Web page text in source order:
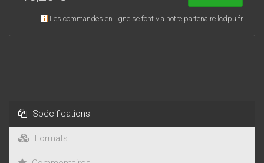
linguistique ne sauraient se laisser restreindre à une simple
nomenclature. Les termes ne préexistent pas à leur usage,
en cela ils forment un ensemble d’expressions, spécialisées,
langage. C’est à cette réflexion sur la nature et le
fonctionnement du discours linguistique que les lecteurs
sont conviés.
Les commandes en ligne se font via notre partenaire lcdpu.fr
Spécifications
Formats